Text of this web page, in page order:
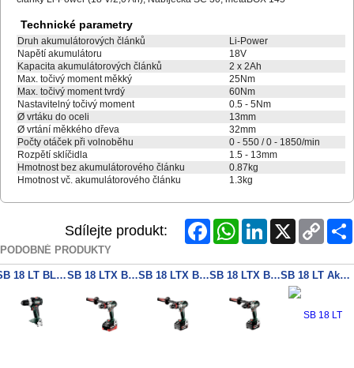
Technické parametry
Druh akumulátorových článků
Li-Power
Napětí akumulátoru
18V
Kapacita akumulátorových článků
2 x 2Ah
Max. točivý moment měkký
25Nm
Max. točivý moment tvrdý
60Nm
Nastavitelný točivý moment
0.5 - 5Nm
Ø vrtáku do oceli
13mm
Ø vrtání měkkého dřeva
32mm
Počty otáček při volnoběhu
0 - 550 / 0 - 1850/min
Rozpětí sklíčidla
1.5 - 13mm
Hmotnost bez akumulátorového článku
0.87kg
Hmotnost vč. akumulátorového článku
1.3kg
Sdílejte produkt: FacebookWhatsAppLinkedInX
Copy
Link
PODOBNÉ PRODUKTY
SB 18 LT BL Akumulátorová příklepová vrtačka SB 18 LTX BL Q I Akumulátorová příklepová vrtačka 2x 18V/5,5Ah + nabíječka SB 18 LTX BL Q I Akumulátorová příklepová vrtačka 2x 18V/5,5Ah + nabíječka SB 18 LTX BL I Akumulátorová příklepová vrtačka 2x 18V/5,2Ah + nabíječka SB 18 LT Akumulátorová příklepová vrtačka